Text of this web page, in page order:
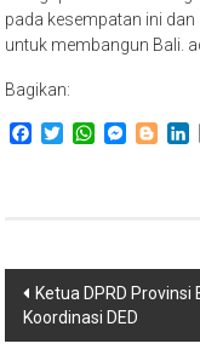
pada kesempatan ini
untuk membangun Bali.
Bagikan:
Facebook
TwitterWhatsApp
Navigasi
pos
Ketua DPRD
Koordinasi DED